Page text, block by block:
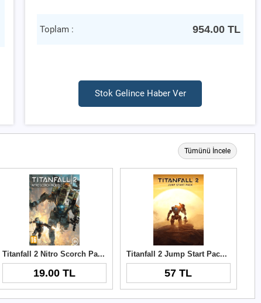
Toplam : 954.00 TL
Stok Gelince Haber Ver
Tümünü İncele
Titanfall 2 Nitro Scorch Pack Origin Cd Key
19.00 TL
Titanfall 2 Jump Start Pack DLC Origin Key
57 TL